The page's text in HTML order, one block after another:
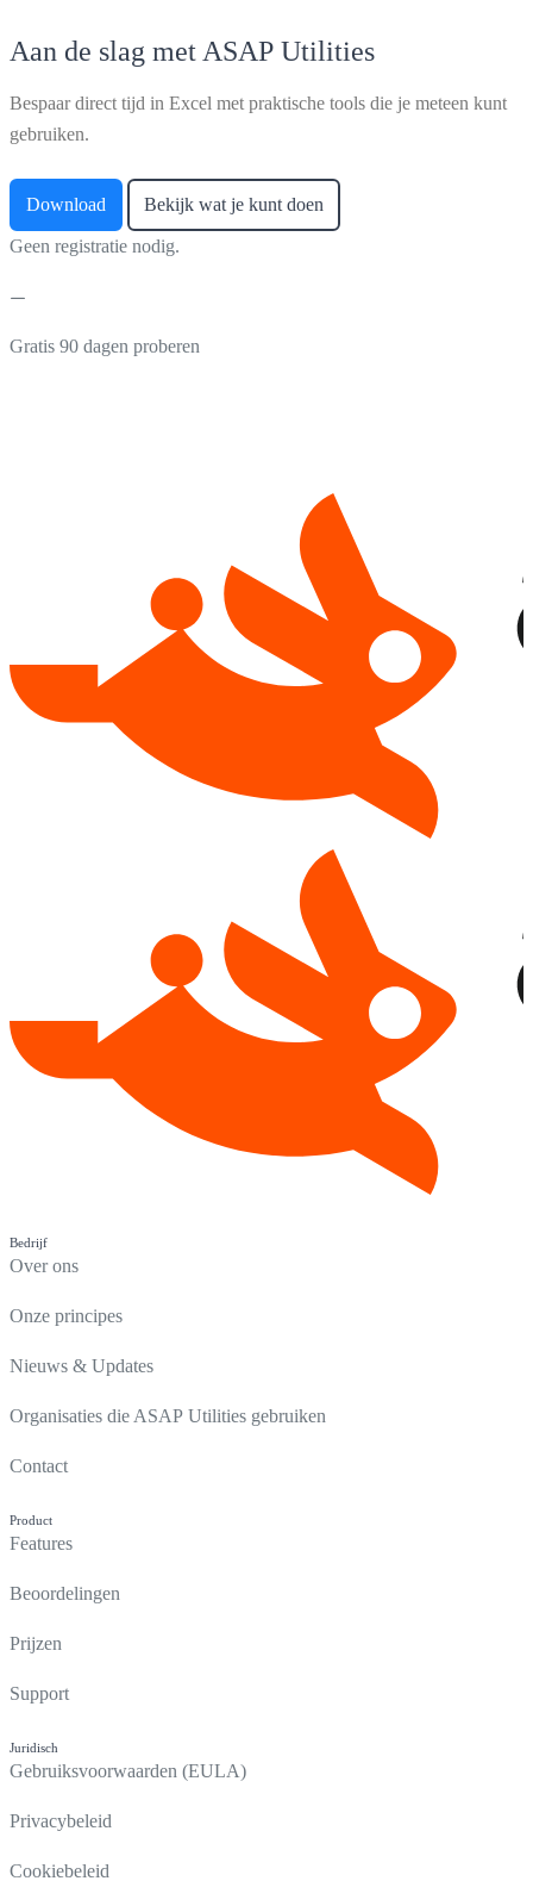
Aan de slag met ASAP Utilities
Bespaar direct tijd in Excel met praktische tools die je meteen kunt
gebruiken.
Download Bekijk wat je kunt doen
Geen registratie nodig.
Gratis 90 dagen proberen
Bedrijf
Over ons
Onze principes
Nieuws & Updates
Organisaties die ASAP Utilities gebruiken
Contact
Product
Features
Beoordelingen
Prijzen
Support
Juridisch
Gebruiksvoorwaarden (EULA)
Privacybeleid
Cookiebeleid